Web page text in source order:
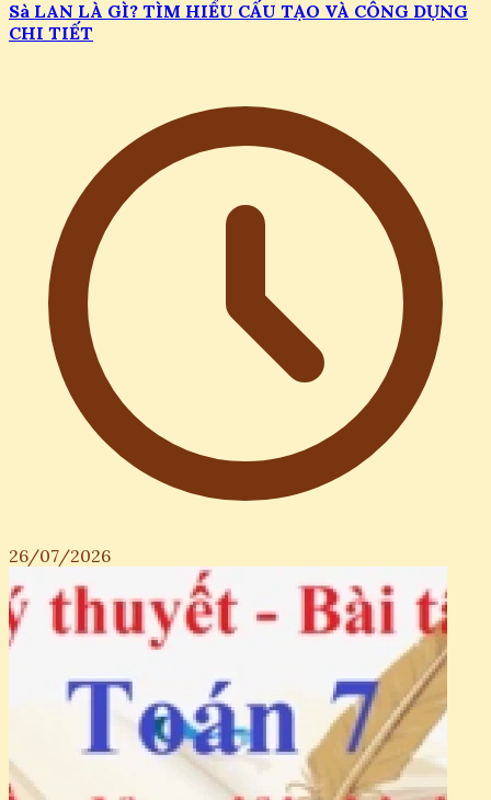
Sà LAN LÀ GÌ? TÌM HIỂU CẤU TẠO VÀ CÔNG DỤNG
CHI TIẾT
26/07/2026